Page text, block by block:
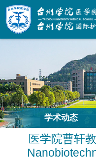
学术动态
医学院曹轩